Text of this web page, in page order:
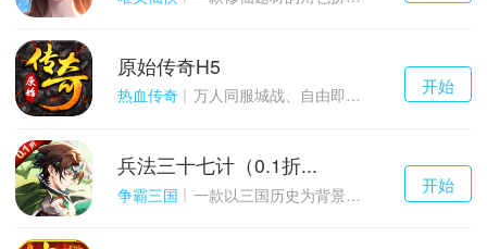
千百度h5
游戏
开始
原始传奇H5
热血传奇 万人同服城战、自由即时PK的1.85经典玩法
千百度h5
游戏
开始
兵法三十七计（0.1折...
争霸三国 一款以三国历史为背景的卡牌策略游戏